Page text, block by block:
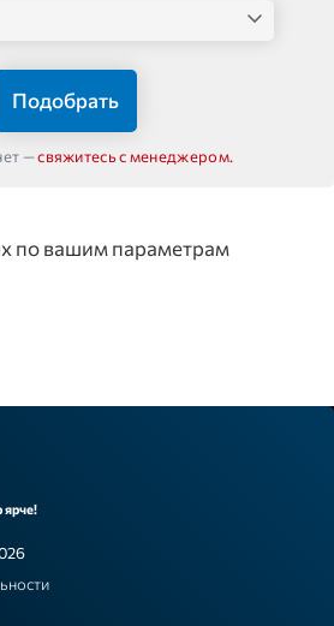
Подобрать
—свяжитесь с менеджером.
по вашим параметрам
ярче!